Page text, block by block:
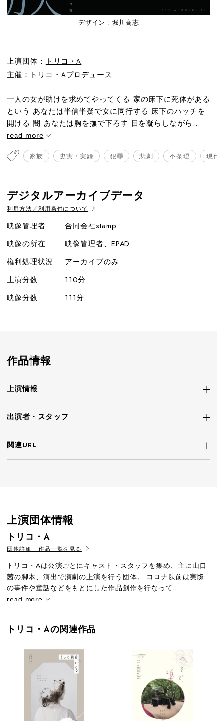
デザイン：堀川高志
上演団体： トリコ・A
主催：トリコ・Aプロデュース
一人の女が助けを求めてやってくる 家の床下に死体がある
という あなたは半信半疑で女に同行する 床下のハッチを
開ける 闇 あなたは胸を撫で下ろす 目を凝らしながら...
read more
家族 史実・実録 犯罪 悲劇 不条理 現
デジタルアーカイブデータ
利用方法／利用条件について
映像管理者
合同会社stamp
映像の所在
映像管理者、EPAD
権利処理状況
アーカイブのみ
上演分数
110分
映像分数
111分
作品情報
上演情報
出演者・ スタッフ
関連URL
上演団体情報
トリコ・A
団体詳細・作品一覧を見る
トリコ・Aは公演ごとにキャスト・スタッフを集め、主に山口
茜の脚本、演出で演劇の上演を行う団体。 コロナ以前は実際
の事件や童話などをもとにした作品創作を行なって...
read more
トリコ・Aの関連作品